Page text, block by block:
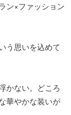
ン×ファッション
う思いを込めて
かない。どころ
華やかな装いが